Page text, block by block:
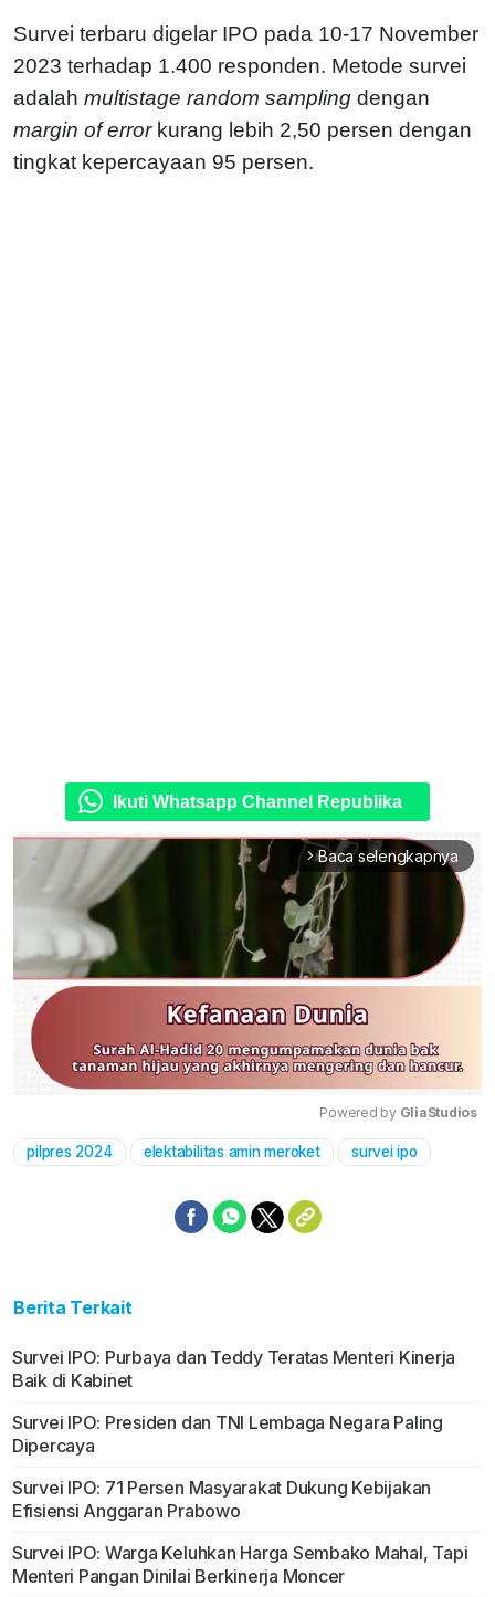
Survei terbaru digelar IPO pada 10-17 November
2023 terhadap 1.400 responden. Metode survei
adalah multistage random sampling dengan
margin of errorkurang lebih 2,50 persen dengan
tingkat kepercayaan 95 persen.
Ikuti Whatsapp Channel Republika
arrow_forward_ios Baca selengkapnya
Mute
Powered by GliaStudios
pilpres 2024 elektabilitas amin meroket survei ipo
Berita Terkait
Survei IPO: Purbaya dan Teddy Teratas Menteri Kinerja
Baik di Kabinet
Survei IPO: Presiden dan TNI Lembaga Negara Paling
Dipercaya
Survei IPO: 71 Persen Masyarakat Dukung Kebijakan
Efisiensi Anggaran Prabowo
Survei IPO: Warga Keluhkan Harga Sembako Mahal, Tapi
Menteri Pangan Dinilai Berkinerja Moncer